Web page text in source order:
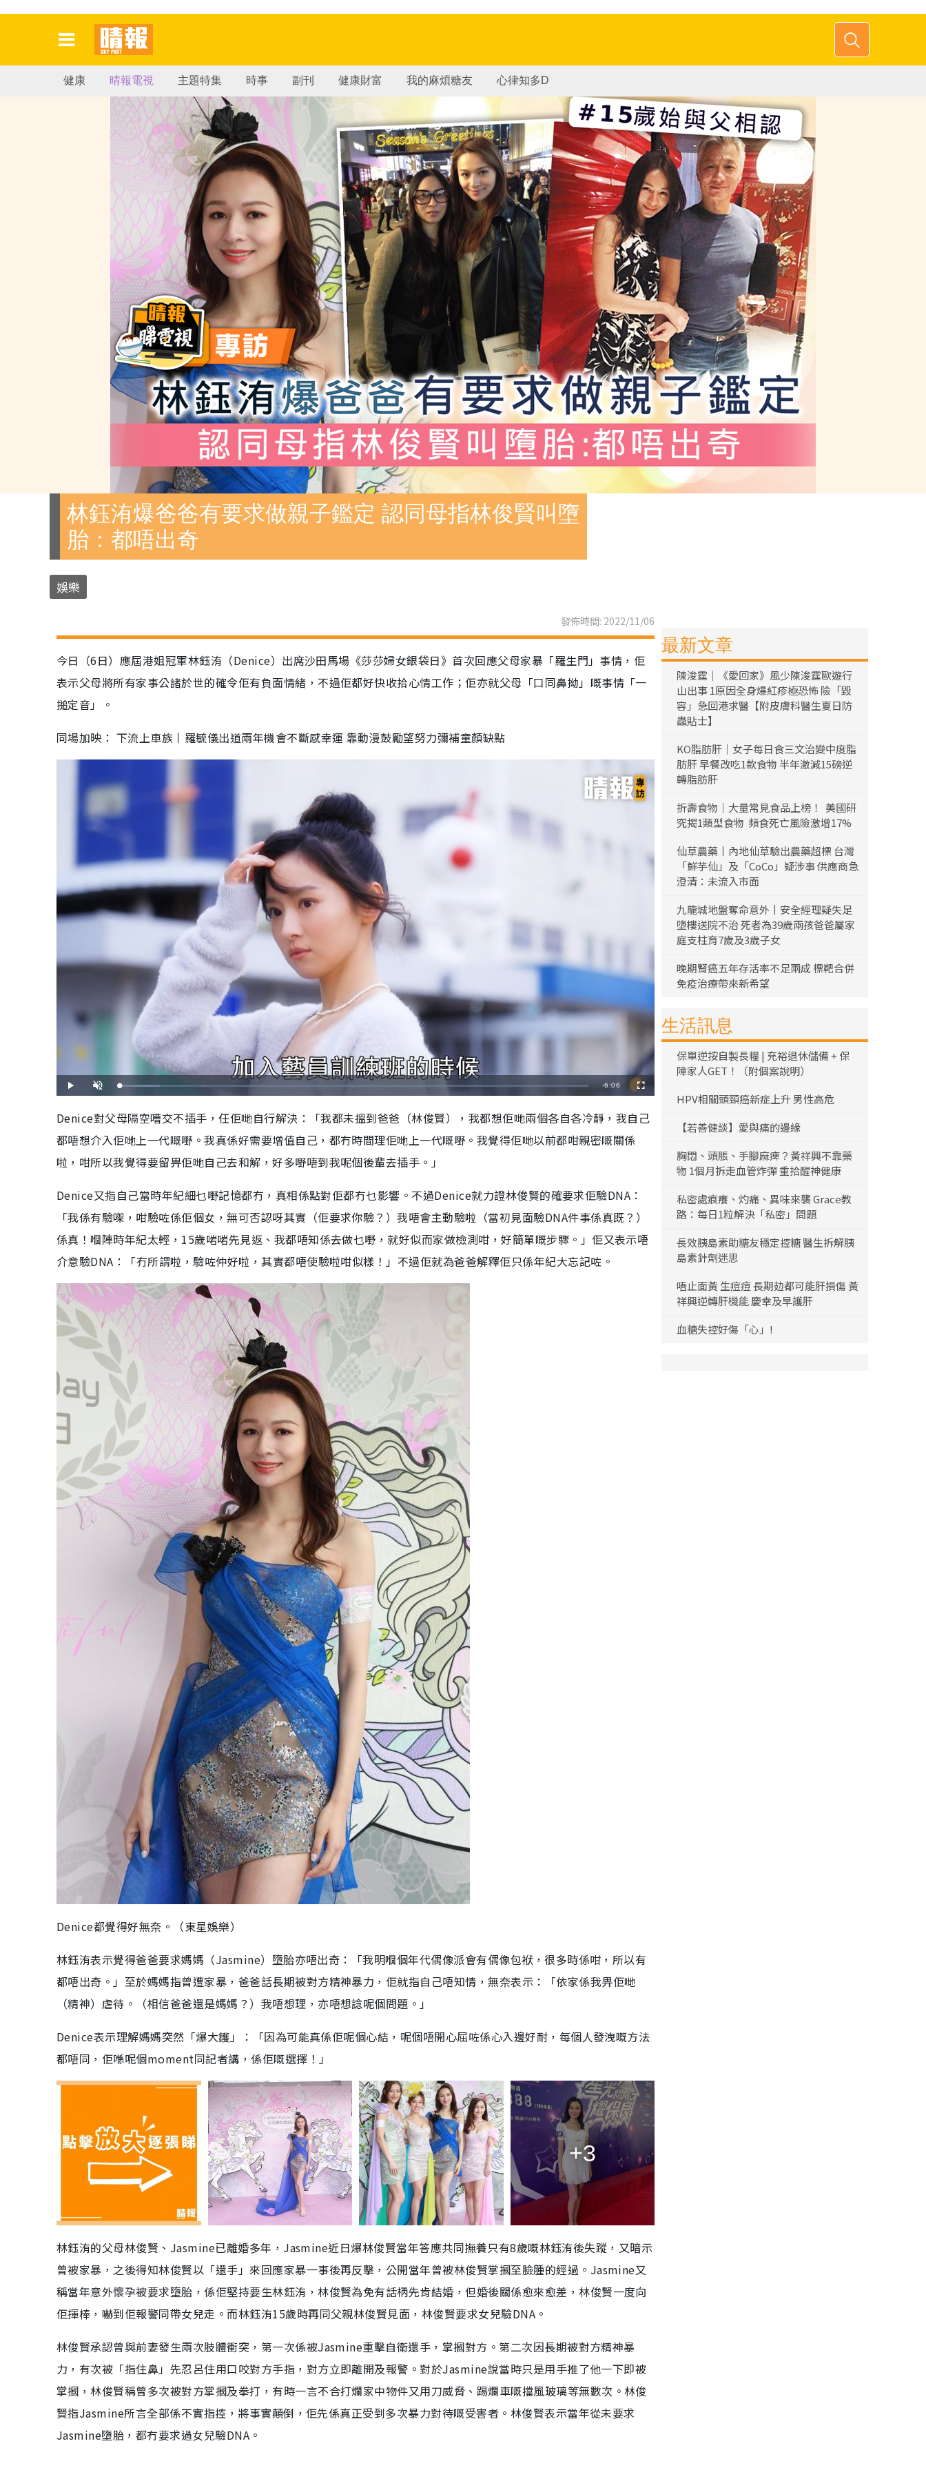
健康 晴報電視 主題特集 時事 副刊 健康財富 我的麻煩糖友 心律知多D
林鈺洧爆爸爸有要求做親子鑑定 認同母指林俊賢叫墮
胎：都唔出奇
娛樂
發佈時間: 2022/11/06
今日（6日）應屆港姐冠軍林鈺洧（Denice）出席沙田馬場《莎莎婦女銀袋日》首次回應父母家暴「羅生門」事情，佢
表示父母將所有家事公諸於世的確令佢有負面情緒，不過佢都好快收拾心情工作；佢亦就父母「口同鼻拗」嘅事情「一
搥定音」。
同場加映： 下流上車族丨羅毓儀出道兩年機會不斷感幸運 靠動漫鼓勵望努力彌補童顏缺點
播
放
開
啟
載
入
:
8
8
5
剩
間
-6:06
全
螢
Denice對父母隔空嘈交不插手，任佢哋自行解決：「我都未搵到爸爸（林俊賢），我都想佢哋兩個各自各冷靜，我自己
都唔想介入佢哋上一代嘅嘢。我真係好需要增值自己，都冇時間理佢哋上一代嘅嘢。我覺得佢哋以前都咁親密嘅關係
啦，咁所以我覺得要留畀佢哋自己去和解，好多嘢唔到我呢個後輩去插手。」
Denice又指自己當時年紀細乜嘢記憶都冇，真相係點對佢都冇乜影響。不過Denice就力證林俊賢的確要求佢驗DNA：
「我係有驗㗎，咁驗咗係佢個女，無可否認呀其實（佢要求你驗？）我唔會主動驗啦（當初見面驗DNA件事係真既？）
係真！嗰陣時年紀太輕，15歲啱啱先見返、我都唔知係去做乜嘢，就好似而家做檢測咁，好簡單嘅步驟。」佢又表示唔
介意驗DNA：「冇所謂啦，驗咗仲好啦，其實都唔使驗啦咁似樣！」不過佢就為爸爸解釋佢只係年紀大忘記咗。
Denice都覺得好無奈。（東星娛樂）
林鈺洧表示覺得爸爸要求媽媽（Jasmine）墮胎亦唔出奇：「我明嗰個年代偶像派會有偶像包袱，很多時係咁，所以有
都唔出奇。」至於媽媽指曾遭家暴，爸爸話長期被對方精神暴力，佢就指自己唔知情，無奈表示：「依家係我畀佢哋
（精神）虐待。（相信爸爸還是媽媽？）我唔想理，亦唔想諗呢個問題。」
Denice表示理解媽媽突然「爆大鑊」：「因為可能真係佢呢個心結，呢個唔開心屈咗係心入邊好耐，每個人發洩嘅方法
都唔同，佢喺呢個moment同記者講，係佢嘅選擇！」
+3
林鈺洧的父母林俊賢、Jasmine已離婚多年，Jasmine近日爆林俊賢當年答應共同撫養只有8歲嘅林鈺洧後失蹤，又暗示
曾被家暴，之後得知林俊賢以「還手」來回應家暴一事後再反擊，公開當年曾被林俊賢掌摑至臉腫的經過。Jasmine又
稱當年意外懷孕被要求墮胎，係佢堅持要生林鈺洧，林俊賢為免有話柄先肯結婚，但婚後關係愈來愈差，林俊賢一度向
佢揮棒，嚇到佢報警同帶女兒走。而林鈺洧15歲時再同父親林俊賢見面，林俊賢要求女兒驗DNA。
林俊賢承認曾與前妻發生兩次肢體衝突，第一次係被Jasmine重擊自衛還手，掌摑對方。第二次因長期被對方精神暴
力，有次被「指住鼻」先忍呂住用口咬對方手指，對方立即離開及報警。對於Jasmine說當時只是用手推了他一下即被
掌摑，林俊賢稱曾多次被對方掌摑及拳打，有時一言不合打爛家中物件又用刀威脅、踢爛車嘅擋風玻璃等無數次。林俊
賢指Jasmine所言全部係不實指控，將事實顛倒，佢先係真正受到多次暴力對待嘅受害者。林俊賢表示當年從未要求
Jasmine墮胎，都冇要求過女兒驗DNA。
最新文章
陳浚霆｜《愛回家》風少陳浚霆歐遊行
山出事 1原因全身爆紅疹極恐怖 險「毀
容」急回港求醫【附皮膚科醫生夏日防
蟲貼士】
KO脂肪肝｜女子每日食三文治變中度脂
肪肝 早餐改吃1款食物 半年激減15磅逆
轉脂肪肝
折壽食物｜大量常見食品上榜！ 美國研
究揭1類型食物 頻食死亡風險激增17%
仙草農藥丨內地仙草驗出農藥超標 台灣
「鮮芋仙」及「CoCo」疑涉事 供應商急
澄清：未流入市面
九龍城地盤奪命意外丨安全經理疑失足
墮樓送院不治 死者為39歲兩孩爸爸屬家
庭支柱育7歲及3歲子女
晚期腎癌五年存活率不足兩成 標靶合併
免疫治療帶來新希望
生活訊息
保單逆按自製長糧 | 充裕退休儲備 + 保
障家人GET！（附個案說明）
HPV相關頭頸癌新症上升 男性高危
【若善健談】愛與痛的邊緣
胸悶、頭脹、手腳麻痺？黃祥興不靠藥
物 1個月拆走血管炸彈 重拾醒神健康
私密處痕癢、灼痛、異味來襲 Grace教
路：每日1粒解決「私密」問題
長效胰島素助糖友穩定控糖 醫生拆解胰
島素針劑迷思
唔止面黃 生痘痘 長期攰都可能肝損傷 黃
祥興逆轉肝機能 慶幸及早護肝
血糖失控好傷「心」!